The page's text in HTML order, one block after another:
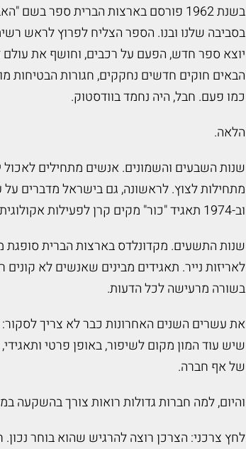
בשנת 1962 פורסם בארצות הברית ספר
יוצא ספר חדש, הפעם על רכבים, וחושף את
הבאים חוקים חדשים נחקקים, חגורות הבטיחות
כמו פעם. חבל, היה נחמד בוודסטוק.
הלאה.
שנות השבעים והשמונים. אנשים מתחילים לאכול
וב-1974 תאגיד "כור" מקים קרן לפעילות אקולוגית.
שנות התשעים. מקדונלדס בארצות הברית סופגת
לאריזות נייר. תאגידים מבינים שאנשים לא
בשורה מרעישה לכל הדעות.
את עשרים השנים האחרונות כבר לא צריך לסקור:
שיש עוד המון מקום לשיפור, באופן פרטי
של אף חברה.
והיום, למה חברות גדולות רואות צורך בהשקעה
לחץ צרכני: הצרכן רוצה להרגיש שהוא בוחר